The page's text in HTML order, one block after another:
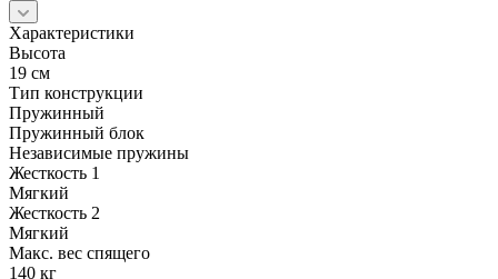
Характеристики
Высота
19 см
Тип конструкции
Пружинный
Пружинный блок
Независимые пружины
Жесткость 1
Мягкий
Жесткость 2
Мягкий
Макс. вес спящего
140 кг